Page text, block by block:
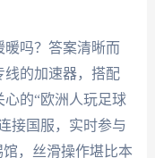
暖吗？答案清晰而
线的加速器，搭配
的“欧洲人玩足球
接国服，实时参与
，丝滑操作堪比本